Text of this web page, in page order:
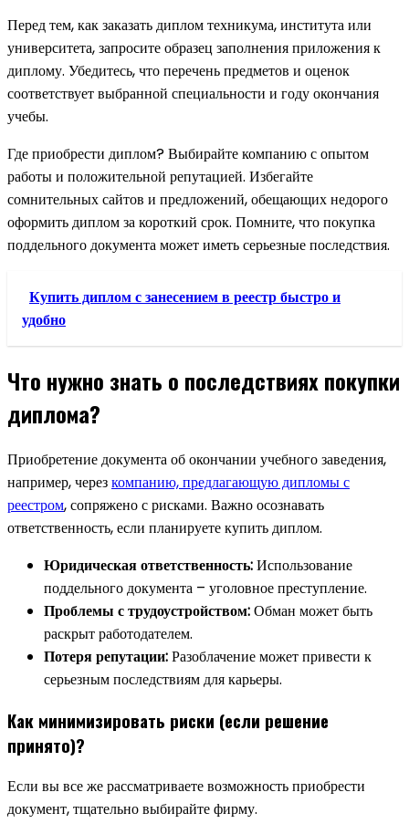
Перед тем, как заказать диплом техникума, института или
университета, запросите образец заполнения приложения к
диплому. Убедитесь, что перечень предметов и оценок
соответствует выбранной специальности и году окончания
учебы.
Где приобрести диплом? Выбирайте компанию с опытом
работы и положительной репутацией. Избегайте
сомнительных сайтов и предложений, обещающих недорого
оформить диплом за короткий срок. Помните, что покупка
поддельного документа может иметь серьезные последствия.
Купить диплом с занесением в реестр быстро и
удобно
Что нужно знать о последствиях покупки
диплома?
Приобретение документа об окончании учебного заведения,
например, черезкомпанию, предлагающую дипломы с
реестром, сопряжено с рисками. Важно осознавать
ответственность, если планируете купить диплом.
Юридическая ответственность:Использование
поддельного документа – уголовное преступление.
Проблемы с трудоустройством:Обман может быть
раскрыт работодателем.
Потеря репутации:Разоблачение может привести к
серьезным последствиям для карьеры.
Как минимизировать риски (если решение
принято)?
Если вы все же рассматриваете возможность приобрести
документ, тщательно выбирайте фирму.